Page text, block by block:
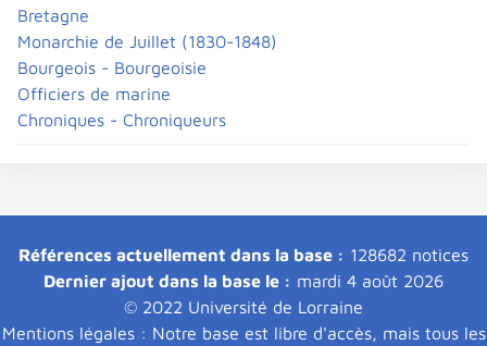
Bretagne
Monarchie de Juillet (1830-1848)
Bourgeois - Bourgeoisie
Officiers de marine
Chroniques - Chroniqueurs
Références actuellement dans la base : 128682 notices
Dernier ajout dans la base le : mardi 4 août 2026
© 2022 Université de Lorraine
Mentions légales : Notre base est libre d'accès, mais tous les